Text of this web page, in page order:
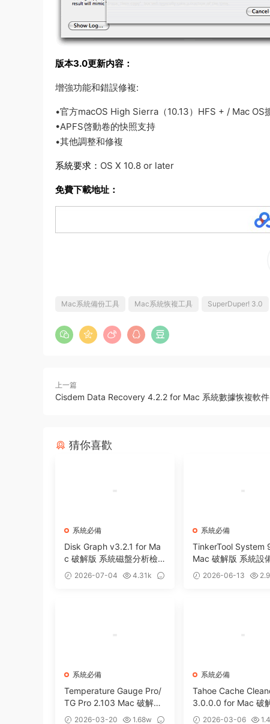
版本3.0更新内容：
增強功能和錯誤修複:
•官方macOS High Sierra（10.13）HFS + / Mac OS
•APFS啓動卷的快照支持
•其他調整和修複
系統要求： OS X 10.8 or later
免費下載地址：
Mac系統備份工具 Mac系統恢複工具 SuperDuper! 3.0
上一篇
Cisdem Data Recovery 4.2.2 for Mac 系統數據恢複軟件
猜你喜歡
系統必備
Disk Graph v3.2.1 for Ma
c 破解版 系統磁盤分析檢
測工具
2026-07-04
4.31k
系統必備
TinkerTool System
Mac 破解版 系統設
工具2026-06-13
系統必備
Temperature Gauge Pro/
TG Pro 2.103 Mac 破解版
優秀硬件溫度監測工具
2026-03-20
1.68w
系統必備
Tahoe Cache
3.0.0.0 for Mac 破
hoe系統優化防病毒
2026-03-06